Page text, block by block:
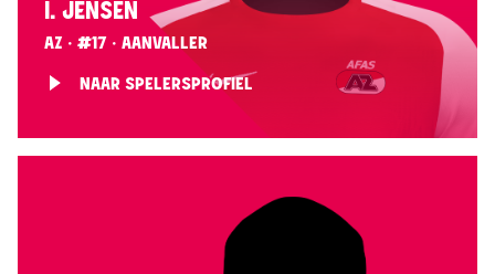
I. JENSEN
AZ · #17 · AANVALLER
NAAR SPELERSPROFIEL